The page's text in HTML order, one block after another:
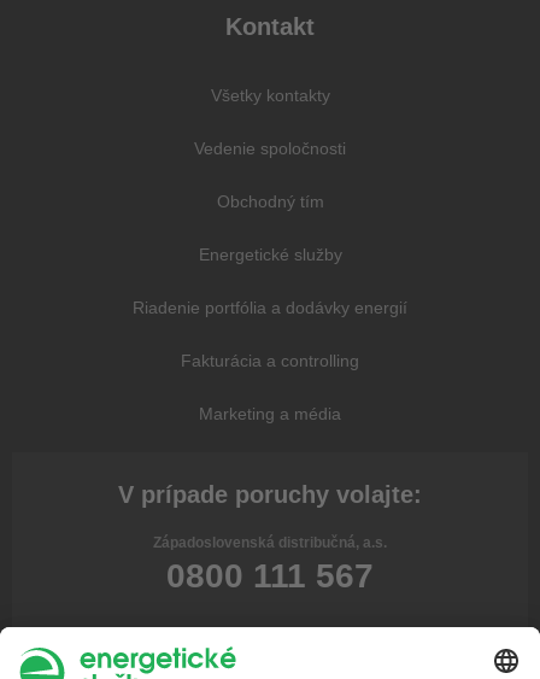
Kontakt
Všetky kontakty
Vedenie spoločnosti
Obchodný tím
Energetické služby
Riadenie portfólia a dodávky energií
Fakturácia a controlling
Marketing a média
V prípade poruchy volajte:
Západoslovenská distribučná, a.s.
0800 111 567
Stredoslovenská distribučná, a.s.